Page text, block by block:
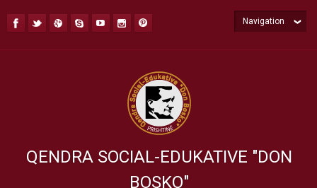
QENDRA SOCIAL-EDUKATIVE "DON
BOSKO"
Navigation